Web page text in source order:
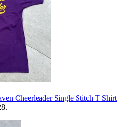
Cheerleader Single Stitch T Shirt
.